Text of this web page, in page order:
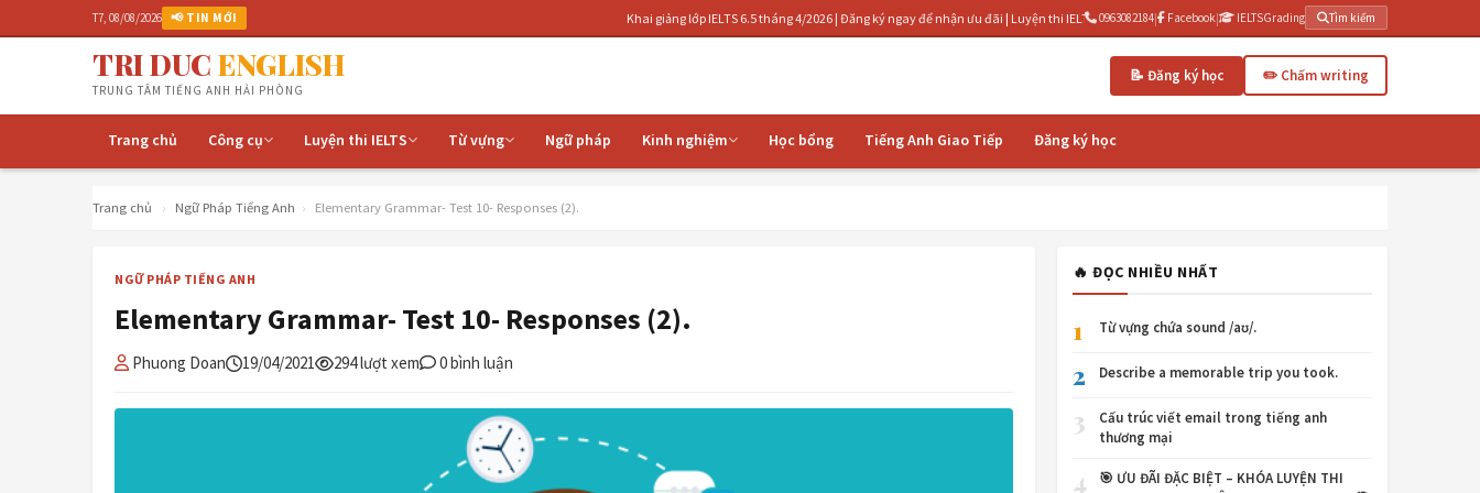
T7, 08/08/2026 📢 TIN MỚI Khai giảng lớp IELTS 6.5 tháng 4/2026 | Đăng ký ngay để nhận ưu đãi | Luyện thi IELTS cấp tốc 3 tháng | IELTSGrading.com - Chấm writing AI miễn phí
0963082184| Facebook| IELTSGrading Tìm kiếm
TRI DUC ENGLISH
TRUNG TÂM TIẾNG ANH HẢI PHÒNG
📝 Đăng ký học ✏️ Chấm writing
Trang chủ Công cụ Luyện thi IELTS Từ vựng Ngữ pháp Kinh nghiệm Học bổng Tiếng Anh Giao Tiếp Đăng ký học
Trang chủ › Ngữ Pháp Tiếng Anh › Elementary Grammar- Test 10- Responses (2).
NGỮ PHÁP TIẾNG ANH
Elementary Grammar- Test 10- Responses (2).
Phuong Doan 19/04/2021 294 lượt xem 0 bình luận
🔥 ĐỌC NHIỀU NHẤT
1 Từ vựng chứa sound /aʊ/.
2 Describe a memorable trip you took.
3
Cấu trúc viết email trong tiếng anh
thương mại
4
🎯 ƯU ĐÃI ĐẶC BIỆT – KHÓA LUYỆN THI